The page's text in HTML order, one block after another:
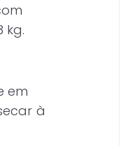
kg.
em
à